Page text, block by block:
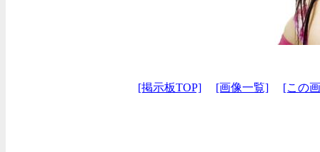
[掲示板TOP] [画像一覧] [この